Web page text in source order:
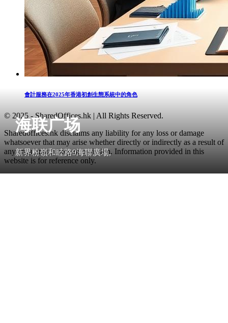
海联广场
新界粉嶺和睦路9海聯廣場,
會計服務在2025年香港初創生態系統中的角色
© 2025 - SharedOffices.hk | All Rights Reserved.
Sharedoffices.hk disclaims any liability for any loss or damage
whatsoever that may arise whether directly or indirectly as a result of
any error, inaccuracy or omission. Information provided in this
website is for reference only.